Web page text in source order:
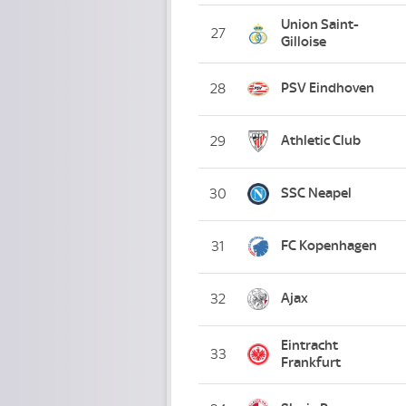
27
Union Saint-
Gilloise
28 PSV Eindhoven
29 Athletic Club
30 SSC Neapel
31 FC Kopenhagen
32 Ajax
33
Eintracht
Frankfurt